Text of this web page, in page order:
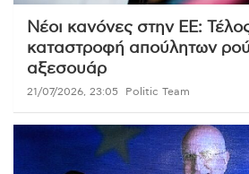
Νέοι κανόνες στην ΕΕ:
καταστροφή απούλητων
αξεσουάρ
21/07/2026, 23:05 Politic Team